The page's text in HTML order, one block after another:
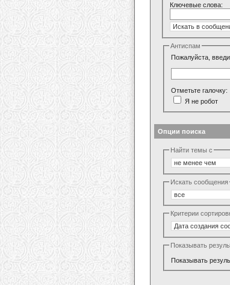
Ключевые слова:
Антиспам
Пожалуйста,
Отметьте галочку:
Я не робот
Опции поиска
Найти темы с
Искать сообщения
Критерии
Показывать
Показывать